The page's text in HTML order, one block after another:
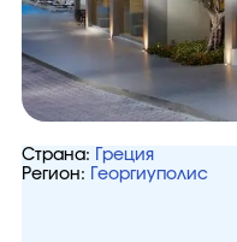
Страна:
Греция
Регион:
Георгиуполис